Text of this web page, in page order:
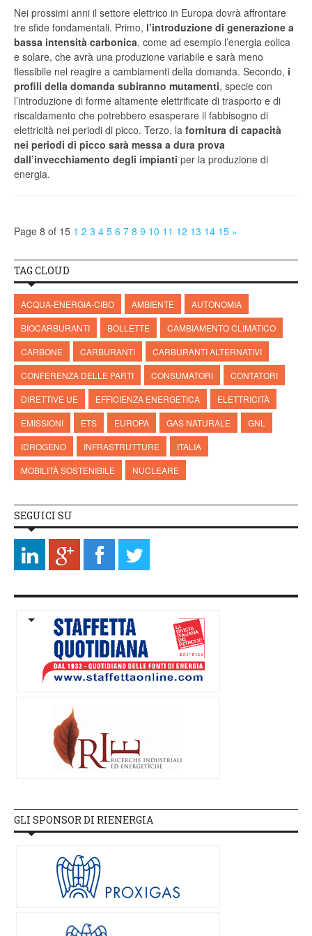
Nei prossimi anni il settore elettrico in Europa dovrà affrontare
tre sfide fondamentali. Primo, l’introduzione di generazione a
bassa intensità carbonica, come ad esempio l’energia eolica
e solare, che avrà una produzione variabile e sarà meno
flessibile nel reagire a cambiamenti della domanda. Secondo, i
profili della domanda subiranno mutamenti, specie con
l’introduzione di forme altamente elettrificate di trasporto e di
riscaldamento che potrebbero esasperare il fabbisogno di
elettricità nei periodi di picco. Terzo, la fornitura di capacità
nei periodi di picco sarà messa a dura prova
dall’invecchiamento degli impianti per la produzione di
energia.
Page 8 of 15 1 2 3 4 5 6 7 8 9 10 11 12 13 14 15 »
TAG CLOUD
ACQUA-ENERGIA-CIBO AMBIENTE
AUTONOMIA
BIOCARBURANTI
BOLLETTE
CAMBIAMENTO CLIMATICO
CARBONE
CARBURANTI
CARBURANTI ALTERNATIVI
CONFERENZA DELLE PARTI
CONSUMATORI
CONTATORI
DIRETTIVE UE
EFFICIENZA ENERGETICA
ELETTRICITÀ
EMISSIONI
ETS EUROPA GAS NATURALE
GNL
IDROGENO
INFRASTRUTTURE
ITALIA
MOBILITÀ SOSTENIBILE
NUCLEARE
SEGUICI SU
GLI SPONSOR DI RIENERGIA